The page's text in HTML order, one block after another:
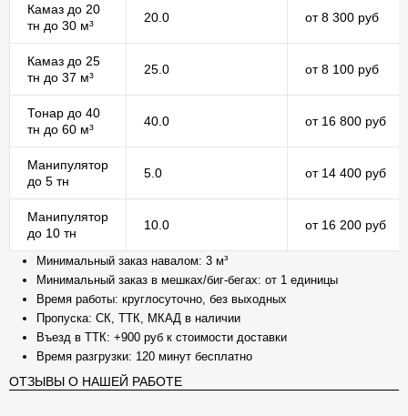
Камаз до 20
тн до 30 м³
20.0 от 8 300 руб
Камаз до 25
тн до 37 м³
25.0 от 8 100 руб
Тонар до 40
тн до 60 м³
40.0 от 16 800 руб
Манипулятор
до 5 тн
5.0 от 14 400 руб
Манипулятор
до 10 тн
10.0 от 16 200 руб
Минимальный заказ навалом: 3 м³
Минимальный заказ в мешках/биг-бегах: от 1 единицы
Время работы: круглосуточно, без выходных
Пропуска: СК, ТТК, МКАД в наличии
Въезд в ТТК: +900 руб к стоимости доставки
Время разгрузки: 120 минут бесплатно
ОТЗЫВЫ О НАШЕЙ РАБОТЕ